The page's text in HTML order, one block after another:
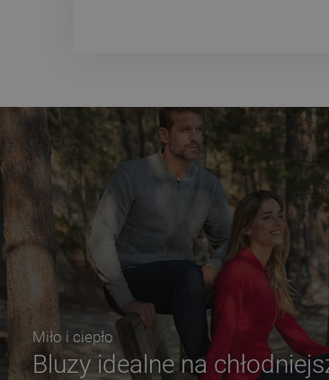
Miło i ciepło
Bluzy idealne na